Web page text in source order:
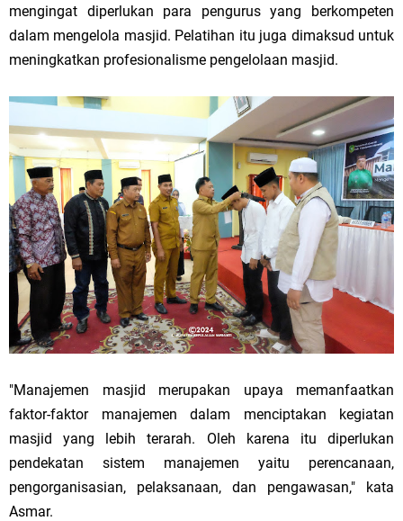
mengingat diperlukan para pengurus yang berkompeten
dalam mengelola masjid. Pelatihan itu juga dimaksud untuk
meningkatkan profesionalisme pengelolaan masjid.
"Manajemen masjid merupakan upaya memanfaatkan
faktor-faktor manajemen dalam menciptakan kegiatan
masjid yang lebih terarah. Oleh karena itu diperlukan
pendekatan sistem manajemen yaitu perencanaan,
pengorganisasian, pelaksanaan, dan pengawasan," kata
Asmar.